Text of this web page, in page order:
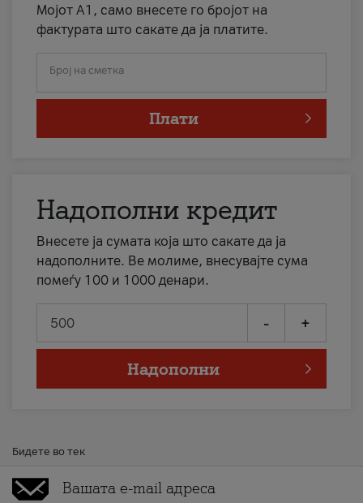
Мојот А1, само внесете го бројот на
фактурата што сакате да ја платите.
Број на сметка
Плати
Надополни кредит
Внесете ја сумата која што сакате да ја
надополните. Ве молиме, внесувајте сума
помеѓу 100 и 1000 денари.
- +
Надополни
Бидете во тек